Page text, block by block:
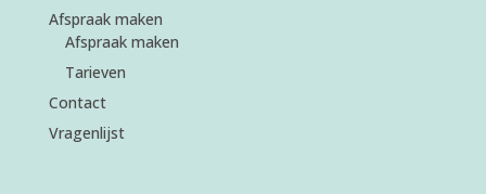
Afspraak maken
Afspraak maken
Tarieven
Contact
Vragenlijst